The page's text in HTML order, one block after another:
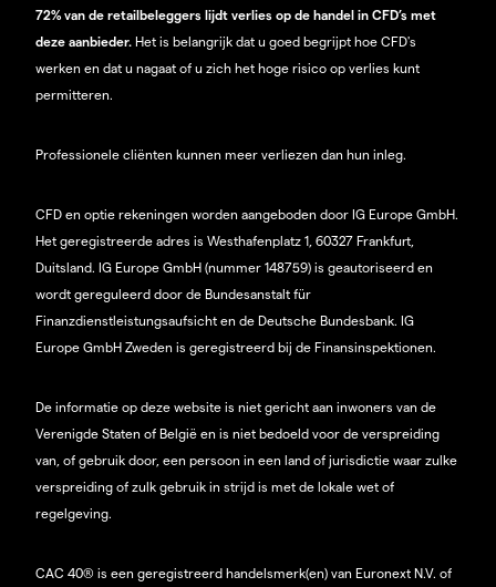
72% van de retailbeleggers lijdt verlies op de handel in CFD’s met
deze aanbieder. Het is belangrijk dat u goed begrijpt hoe CFD's
werken en dat u nagaat of u zich het hoge risico op verlies kunt
permitteren.
Professionele cliënten kunnen meer verliezen dan hun inleg.
CFD en optie rekeningen worden aangeboden door IG Europe GmbH.
Het geregistreerde adres is Westhafenplatz 1, 60327 Frankfurt,
Duitsland. IG Europe GmbH (nummer 148759) is geautoriseerd en
wordt gereguleerd door de Bundesanstalt für
Finanzdienstleistungsaufsicht en de Deutsche Bundesbank. IG
Europe GmbH Zweden is geregistreerd bij de Finansinspektionen.
De informatie op deze website is niet gericht aan inwoners van de
Verenigde Staten of België en is niet bedoeld voor de verspreiding
van, of gebruik door, een persoon in een land of jurisdictie waar zulke
verspreiding of zulk gebruik in strijd is met de lokale wet of
regelgeving.
CAC 40® is een geregistreerd handelsmerk(en) van Euronext N.V. of